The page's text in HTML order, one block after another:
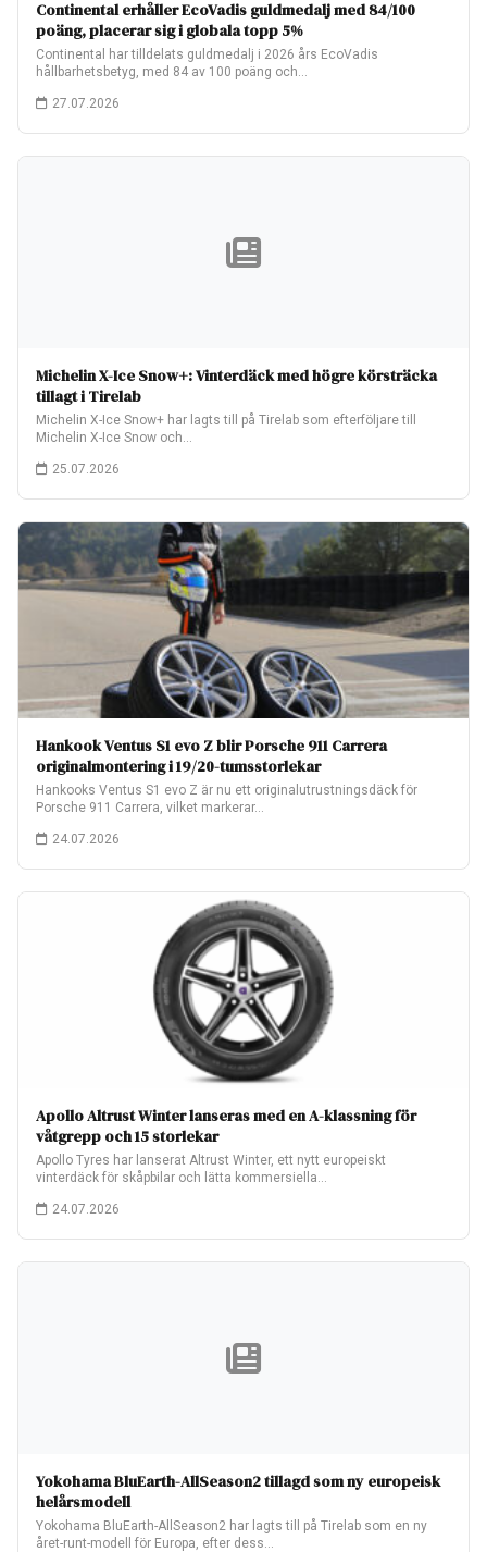
Continental erhåller EcoVadis guldmedalj med 84/100
poäng, placerar sig i globala topp 5%
Continental har tilldelats guldmedalj i 2026 års EcoVadis
hållbarhetsbetyg, med 84 av 100 poäng och…
27.07.2026
Michelin X-Ice Snow+: Vinterdäck med högre körsträcka
tillagt i Tirelab
Michelin X-Ice Snow+ har lagts till på Tirelab som efterföljare till
Michelin X-Ice Snow och…
25.07.2026
Hankook Ventus S1 evo Z blir Porsche 911 Carrera
originalmontering i 19/20-tumsstorlekar
Hankooks Ventus S1 evo Z är nu ett originalutrustningsdäck för
Porsche 911 Carrera, vilket markerar…
24.07.2026
Apollo Altrust Winter lanseras med en A-klassning för
våtgrepp och 15 storlekar
Apollo Tyres har lanserat Altrust Winter, ett nytt europeiskt
vinterdäck för skåpbilar och lätta kommersiella…
24.07.2026
Yokohama BluEarth-AllSeason2 tillagd som ny europeisk
helårsmodell
Yokohama BluEarth-AllSeason2 har lagts till på Tirelab som en ny
året-runt-modell för Europa, efter dess…